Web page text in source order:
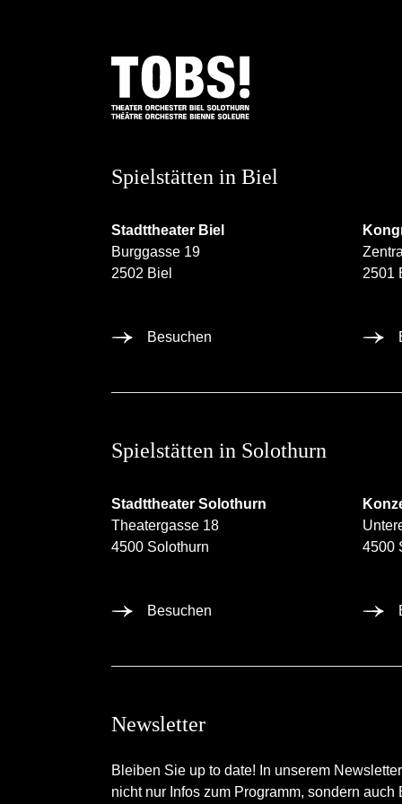
Spielstätten in Biel
Stadttheater Biel
Burggasse 19
2502 Biel
Besuchen
2501
Spielstätten in Solothurn
Stadttheater Solothurn
Theatergasse 18
4500 Solothurn
Besuchen
4500
Newsletter
Bleiben Sie up to date! In unserem
nicht nur Infos zum Programm, sondern auch